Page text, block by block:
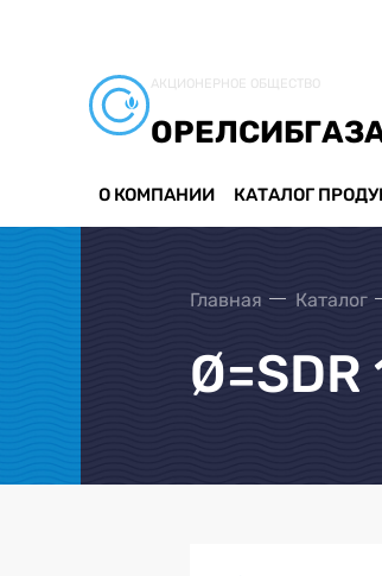
АКЦИОНЕРНОЕ ОБЩЕСТВО
О КОМПАНИИ КАТАЛОГ
Главная Каталог
Ø=SDR